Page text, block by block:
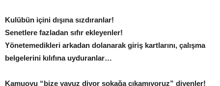
Kulübün içini dışına sızdıranlar!
Senetlere fazladan sıfır ekleyenler!
Yönetemedikleri arkadan dolanarak giriş kartlarını, çalışma
belgelerini kılıfına uyduranlar…
Kamuoyu “bize yavuz diyor sokağa çıkamıyoruz” diyenler!